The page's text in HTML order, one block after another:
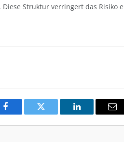
Struktur verringert das Risiko
Facebook Twitter LinkedIn